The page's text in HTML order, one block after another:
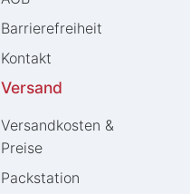
Barrierefreiheit
Kontakt
Versand
Versandkosten &
Preise
Packstation